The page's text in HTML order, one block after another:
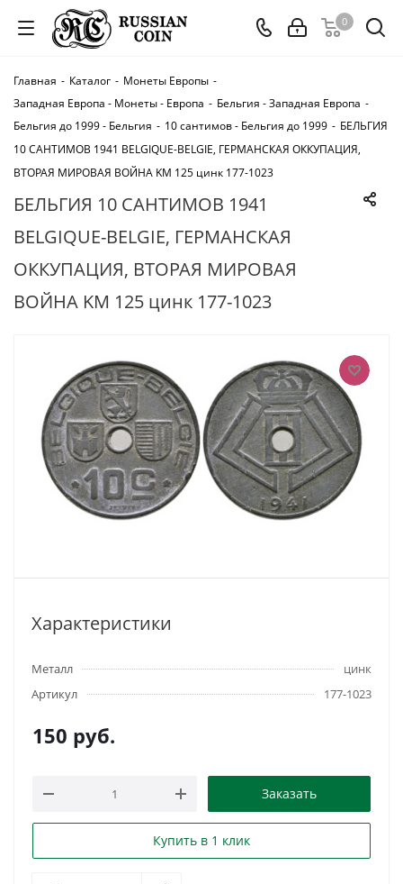
0
Главная - Каталог - Монеты Европы -
Западная Европа - Монеты - Европа - Бельгия - Западная Европа -
Бельгия до 1999 - Бельгия - 10 сантимов - Бельгия до 1999 - БЕЛЬГИЯ
10 САНТИМОВ 1941 BELGIQUE-BELGIE, ГЕРМАНСКАЯ ОККУПАЦИЯ,
ВТОРАЯ МИРОВАЯ ВОЙНА KM 125 цинк 177-1023
БЕЛЬГИЯ 10 САНТИМОВ 1941
BELGIQUE-BELGIE, ГЕРМАНСКАЯ
ОККУПАЦИЯ, ВТОРАЯ МИРОВАЯ
ВОЙНА KM 125 цинк 177-1023
Характеристики
Металл
цинк
Артикул
177-1023
150 руб.
Заказать
Купить в 1 клик